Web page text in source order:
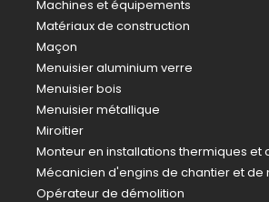
Machines et équipements
Matériaux de construction
Maçon
Menuisier aluminium verre
Menuisier bois
Menuisier métallique
Miroitier
Monteur en installations thermiques et
Mécanicien d'engins de chantier et de
Opérateur de démolition